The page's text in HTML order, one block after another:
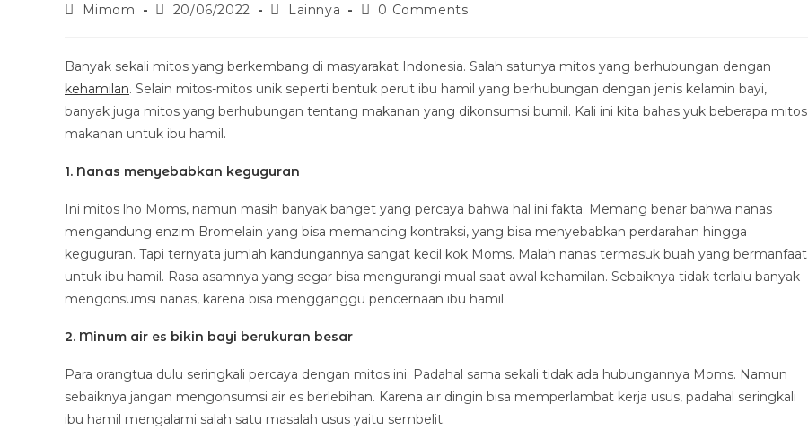
Mimom 20/06/2022 Lainnya 0 Comments
Banyak sekali mitos yang berkembang di masyarakat Indonesia. Salah satunya mitos yang berhubungan dengan
kehamilan. Selain mitos-mitos unik seperti bentuk perut ibu hamil yang berhubungan dengan jenis kelamin bayi,
banyak juga mitos yang berhubungan tentang makanan yang dikonsumsi bumil. Kali ini kita bahas yuk beberapa mitos
makanan untuk ibu hamil.
1. Nanas menyebabkan keguguran
Ini mitos lho Moms, namun masih banyak banget yang percaya bahwa hal ini fakta. Memang benar bahwa nanas
mengandung enzim Bromelain yang bisa memancing kontraksi, yang bisa menyebabkan perdarahan hingga
keguguran. Tapi ternyata jumlah kandungannya sangat kecil kok Moms. Malah nanas termasuk buah yang bermanfaat
untuk ibu hamil. Rasa asamnya yang segar bisa mengurangi mual saat awal kehamilan. Sebaiknya tidak terlalu banyak
mengonsumsi nanas, karena bisa mengganggu pencernaan ibu hamil.
2. Minum air es bikin bayi berukuran besar
Para orangtua dulu seringkali percaya dengan mitos ini. Padahal sama sekali tidak ada hubungannya Moms. Namun
sebaiknya jangan mengonsumsi air es berlebihan. Karena air dingin bisa memperlambat kerja usus, padahal seringkali
ibu hamil mengalami salah satu masalah usus yaitu sembelit.